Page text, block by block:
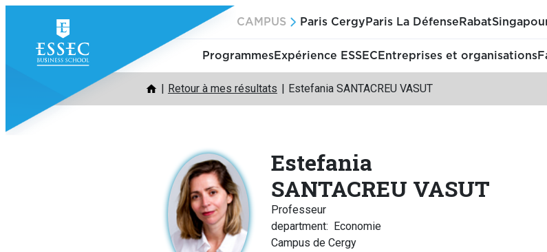
contenu
CAMPUS Paris Cergy Paris La Défense Rabat
ProgrammesExpérience ESSEC Entreprises et organisations
Retour à mes résultats Estefania SANTACREU VASUT
Estefania
SANTACREU VASUT
Professeur
department: Economie
Campus de Cergy